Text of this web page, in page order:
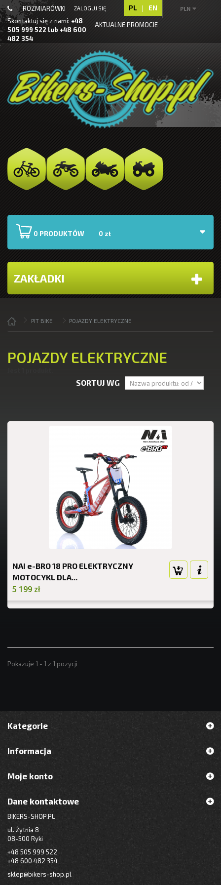
PLN
PL | EN
ZALOGUJ SIĘ
ROZMIARÓWKI
AKTUALNE PROMOCJE
Skontaktuj się z nami: +48
505 999 522 lub +48 600
482 354
0 PRODUKTÓW 0 zł
ZAKŁADKI
PIT BIKE POJAZDY ELEKTRYCZNE
POJAZDY ELEKTRYCZNE
SORTUJ WG
NAI e-BRO 18 PRO ELEKTRYCZNY
MOTOCYKL DLA...
5 199 zł
Pokazuje 1 - 1 z 1 pozycji
Kategorie
Informacja
Moje konto
Dane kontaktowe
BIKERS-SHOP.PL
ul. Żytnia 8
08-500 Ryki
+48 505 999 522
+48 600 482 354
sklep@bikers-shop.pl